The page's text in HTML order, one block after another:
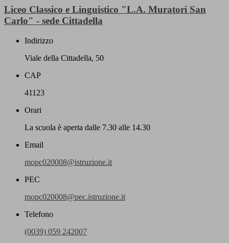
Liceo Classico e Linguistico "L.A. Muratori San
Carlo" - sede Cittadella
Indirizzo
Viale della Cittadella, 50
CAP
41123
Orari
La scuola è aperta dalle 7.30 alle 14.30
Email
mopc020008@istruzione.it
PEC
mopc020008@pec.istruzione.it
Telefono
(0039) 059 242007